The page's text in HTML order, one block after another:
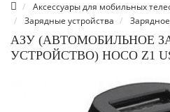
Аксессуары для мобильных
Зарядные устройства
АЗУ (АВТОМОБИЛЬНОЕ
УСТРОЙСТВО) HOCO Z1